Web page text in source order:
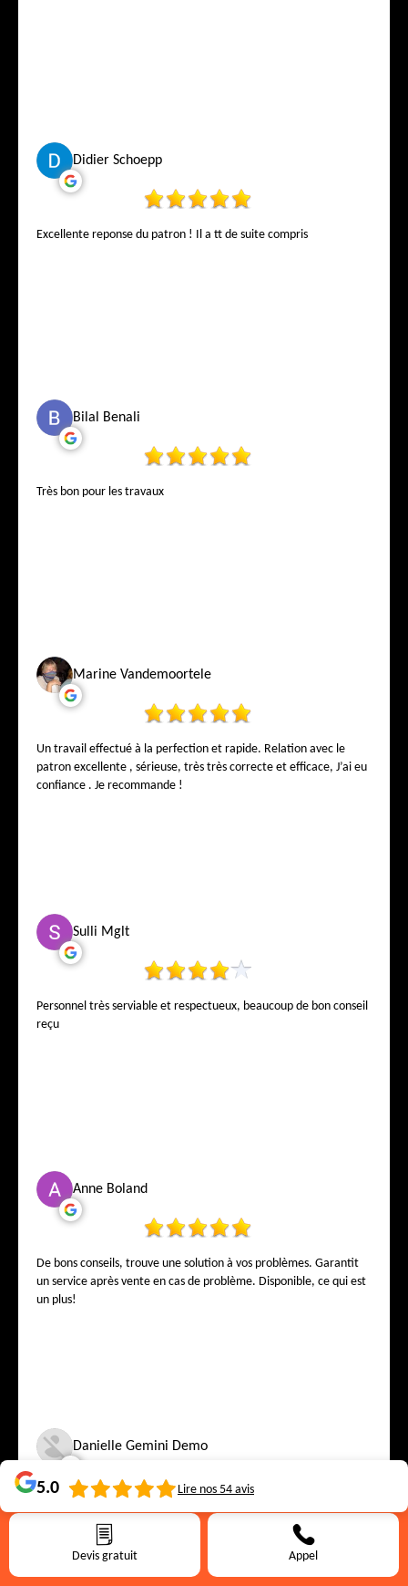
Devis gratuit Appel
Didier Schoepp
Excellente reponse du patron ! Il a tt de suite compris
Bilal Benali
Très bon pour les travaux
Marine Vandemoortele
Un travail effectué à la perfection et rapide. Relation avec le
patron excellente , sérieuse, très très correcte et efficace, J’ai eu
confiance . Je recommande !
Sulli Mglt
Personnel très serviable et respectueux, beaucoup de bon conseil
reçu
Anne Boland
De bons conseils, trouve une solution à vos problèmes. Garantit
un service après vente en cas de problème. Disponible, ce qui est
un plus!
Danielle Gemini Demo
Merci a mr falck
5.0 Lire nos 54 avis